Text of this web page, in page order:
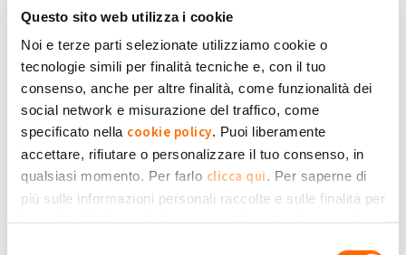
Questo sito web utilizza i cookie
Noi e terze parti selezionate utilizziamo cookie o
tecnologie simili per finalità tecniche e, con il tuo
consenso, anche per altre finalità, come funzionalità dei
social network e misurazione del traffico, come
specificato nella cookie policy. Puoi liberamente
accettare, rifiutare o personalizzare il tuo consenso, in
qualsiasi momento. Per farlo clicca qui. Per saperne di
più sulle informazioni personali raccolte e sulle finalità per
le quali tali informazioni saranno utilizzate, si prega di
10:49
Impianto fermo
Clau75 » Lun, 26/08/2024 - 15:38
Impianto FV su abitazione inagibile
causa sisma 2016
diDaniele Postacchini» Mer,
07/08/2019 - 00:55
Impianto produce la metà
dispat» Ven, 13/06/2025 - 20:33